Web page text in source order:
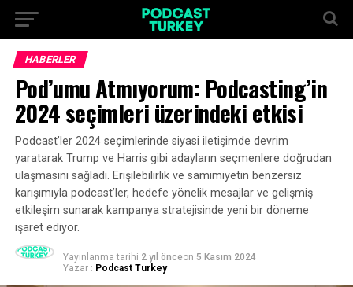
HABERLER
Pod’umu Atmıyorum: Podcasting’in
2024 seçimleri üzerindeki etkisi
Podcast’ler 2024 seçimlerinde siyasi iletişimde devrim
yaratarak Trump ve Harris gibi adayların seçmenlere doğrudan
ulaşmasını sağladı. Erişilebilirlik ve samimiyetin benzersiz
karışımıyla podcast’ler, hedefe yönelik mesajlar ve gelişmiş
etkileşim sunarak kampanya stratejisinde yeni bir döneme
işaret ediyor.
Yayınlanma tarihi 2 yıl önceon 5 Kasım 2024
Yazar : Podcast Turkey